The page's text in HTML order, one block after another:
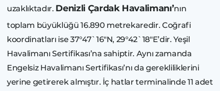
uzaklıktadır. Denizli Çardak Havalimanı’nın
toplam büyüklüğü 16.890 metrekaredir. Coğrafi
koordinatları ise 37°47`16"N, 29°42`18"E​’dir. Yeşil
Havalimanı Sertifikası’na sahiptir. Aynı zamanda
Engelsiz Havalimanı Sertifikası’nı da gerekliliklerini
yerine getirerek almıştır. İç hatlar terminalinde 11 adet